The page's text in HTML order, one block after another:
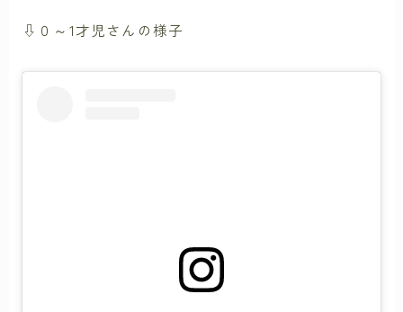
⇩０～1才児さんの様子